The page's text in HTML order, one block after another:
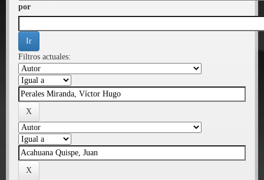
por
Filtros actuales: